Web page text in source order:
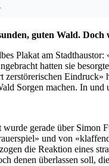
guten Wald.
Plakat am
hatten sie
zerstörerischen
Sorgen machen. In und
gerade über Simon
und von
die Reaktion eines
denen überlassen soll,